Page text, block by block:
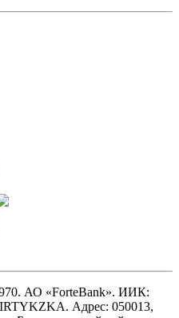
АО «ForteBank». ИИК:
Адрес: 050013,